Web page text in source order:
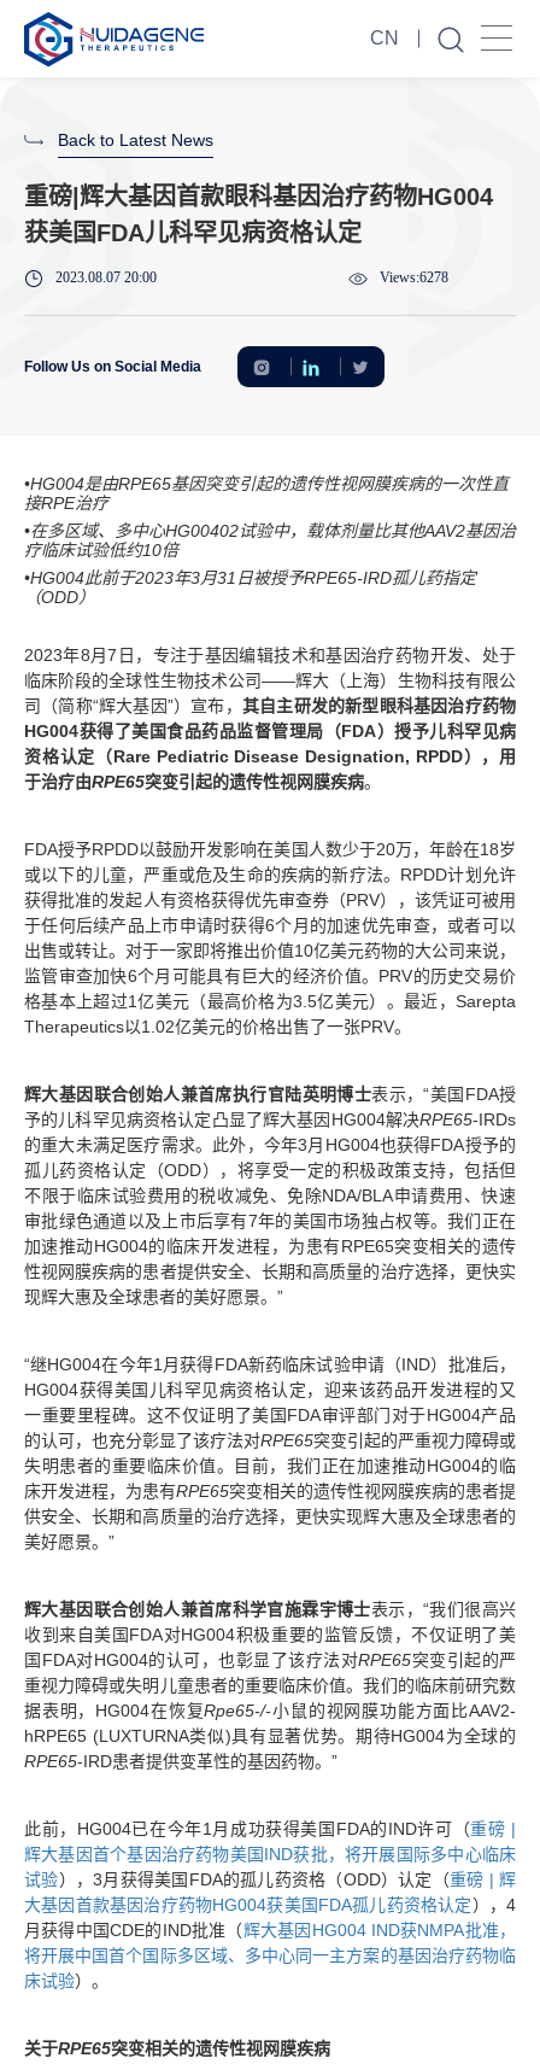
CN
Back to Latest News
重磅|辉大基因首款眼科基因治疗药物HG004
获美国FDA儿科罕见病资格认定
2023.08.07 20:00 Views:6278
Follow Us on Social Media
•HG004是由RPE65基因突变引起的遗传性视网膜疾病的一次性直
接RPE治疗
•在多区域、多中心HG00402试验中，载体剂量比其他AAV2基因治
疗临床试验低约10倍
•HG004此前于2023年3月31日被授予RPE65-IRD孤儿药指定
（ODD）
2023年8月7日，专注于基因编辑技术和基因治疗药物开发、处于
临床阶段的全球性生物技术公司——辉大（上海）生物科技有限公
司（简称“辉大基因”）宣布， 其自主研发的新型眼科基因治疗药物
HG004获得了美国食品药品监督管理局（FDA）授予儿科罕见病
资格认定（Rare Pediatric Disease Designation, RPDD），用
于治疗由RPE65突变引起的遗传性视网膜疾病。
FDA授予RPDD以鼓励开发影响在美国人数少于20万，年龄在18岁
或以下的儿童，严重或危及生命的疾病的新疗法。RPDD计划允许
获得批准的发起人有资格获得优先审查券（PRV），该凭证可被用
于任何后续产品上市申请时获得6个月的加速优先审查，或者可以
出售或转让。对于一家即将推出价值10亿美元药物的大公司来说，
监管审查加快6个月可能具有巨大的经济价值。PRV的历史交易价
格基本上超过1亿美元（最高价格为3.5亿美元）。最近，Sarepta
Therapeutics以1.02亿美元的价格出售了一张PRV。
辉大基因联合创始人兼首席执行官陆英明博士表示，“美国FDA授
予的儿科罕见病资格认定凸显了辉大基因HG004解决RPE65-IRDs
的重大未满足医疗需求。此外，今年3月HG004也获得FDA授予的
孤儿药资格认定（ODD），将享受一定的积极政策支持，包括但
不限于临床试验费用的税收减免、免除NDA/BLA申请费用、快速
审批绿色通道以及上市后享有7年的美国市场独占权等。我们正在
加速推动HG004的临床开发进程，为患有RPE65突变相关的遗传
性视网膜疾病的患者提供安全、长期和高质量的治疗选择，更快实
现辉大惠及全球患者的美好愿景。”
“继HG004在今年1月获得FDA新药临床试验申请（IND）批准后，
HG004获得美国儿科罕见病资格认定，迎来该药品开发进程的又
一重要里程碑。这不仅证明了美国FDA审评部门对于HG004产品
的认可，也充分彰显了该疗法对RPE65突变引起的严重视力障碍或
失明患者的重要临床价值。目前，我们正在加速推动HG004的临
床开发进程，为患有RPE65突变相关的遗传性视网膜疾病的患者提
供安全、长期和高质量的治疗选择，更快实现辉大惠及全球患者的
美好愿景。”
辉大基因联合创始人兼首席科学官施霖宇博士表示，“我们很高兴
收到来自美国FDA对HG004积极重要的监管反馈，不仅证明了美
国FDA对HG004的认可，也彰显了该疗法对RPE65突变引起的严
重视力障碍或失明儿童患者的重要临床价值。我们的临床前研究数
据表明，HG004在恢复Rpe65-/-小鼠的视网膜功能方面比AAV2-
hRPE65 (LUXTURNA类似)具有显著优势。期待HG004为全球的
RPE65-IRD患者提供变革性的基因药物。”
此前，HG004已在今年1月成功获得美国FDA的IND许可（重磅 |
辉大基因首个基因治疗药物美国IND获批，将开展国际多中心临床
试验），3月获得美国FDA的孤儿药资格（ODD）认定（重磅 | 辉
大基因首款基因治疗药物HG004获美国FDA孤儿药资格认定），4
月获得中国CDE的IND批准（辉大基因HG004 IND获NMPA批准，
将开展中国首个国际多区域、多中心同一主方案的基因治疗药物临
床试验）。
关于RPE65突变相关的遗传性视网膜疾病